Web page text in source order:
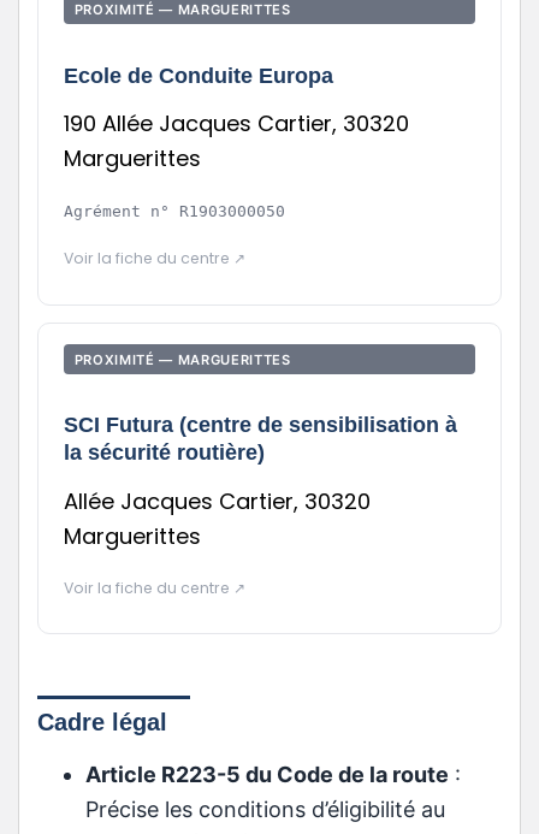
PROXIMITÉ — MARGUERITTES
Ecole de Conduite Europa
190 Allée Jacques Cartier, 30320
Marguerittes
Agrément n° R1903000050
Voir la fiche du centre ↗
PROXIMITÉ — MARGUERITTES
SCI Futura (centre de sensibilisation à
la sécurité routière)
Allée Jacques Cartier, 30320
Marguerittes
Voir la fiche du centre ↗
Cadre légal
Article R223-5 du Code de la route :
Précise les conditions d’éligibilité au